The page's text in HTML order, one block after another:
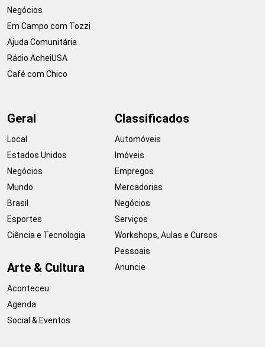
Negócios
Em Campo com Tozzi
Ajuda Comunitária
Rádio AcheiUSA
Café com Chico
Geral
Local
Estados Unidos
Negócios
Mundo
Brasil
Esportes
Ciência e Tecnologia
Arte & Cultura
Aconteceu
Agenda
Social & Eventos
Classificados
Automóveis
Imóveis
Empregos
Mercadorias
Negócios
Serviços
Workshops, Aulas e Cursos
Pessoais
Anuncie